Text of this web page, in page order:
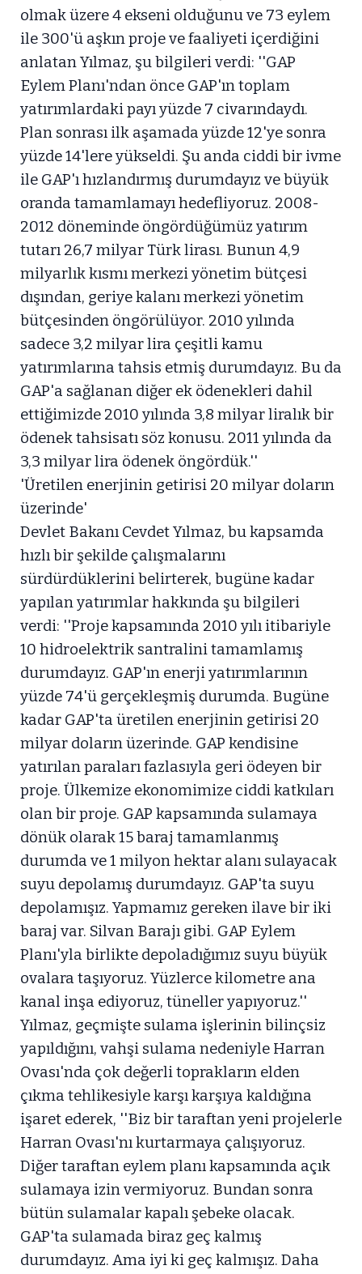
olmak üzere 4 ekseni olduğunu ve 73 eylem
ile 300'ü aşkın proje ve faaliyeti içerdiğini
anlatan Yılmaz, şu bilgileri verdi: ''GAP
Eylem Planı'ndan önce GAP'ın toplam
yatırımlardaki payı yüzde 7 civarındaydı.
Plan sonrası ilk aşamada yüzde 12'ye sonra
yüzde 14'lere yükseldi. Şu anda ciddi bir ivme
ile GAP'ı hızlandırmış durumdayız ve büyük
oranda tamamlamayı hedefliyoruz. 2008-
2012 döneminde öngördüğümüz yatırım
tutarı 26,7 milyar Türk lirası. Bunun 4,9
milyarlık kısmı merkezi yönetim bütçesi
dışından, geriye kalanı merkezi yönetim
bütçesinden öngörülüyor. 2010 yılında
sadece 3,2 milyar lira çeşitli kamu
yatırımlarına tahsis etmiş durumdayız. Bu da
GAP'a sağlanan diğer ek ödenekleri dahil
ettiğimizde 2010 yılında 3,8 milyar liralık bir
ödenek tahsisatı söz konusu. 2011 yılında da
3,3 milyar lira ödenek öngördük.''
'Üretilen enerjinin getirisi 20 milyar doların
üzerinde'
Devlet Bakanı Cevdet Yılmaz, bu kapsamda
hızlı bir şekilde çalışmalarını
sürdürdüklerini belirterek, bugüne kadar
yapılan yatırımlar hakkında şu bilgileri
verdi: ''Proje kapsamında 2010 yılı itibariyle
10 hidroelektrik santralini tamamlamış
durumdayız. GAP'ın enerji yatırımlarının
yüzde 74'ü gerçekleşmiş durumda. Bugüne
kadar GAP'ta üretilen enerjinin getirisi 20
milyar doların üzerinde. GAP kendisine
yatırılan paraları fazlasıyla geri ödeyen bir
proje. Ülkemize ekonomimize ciddi katkıları
olan bir proje. GAP kapsamında sulamaya
dönük olarak 15 baraj tamamlanmış
durumda ve 1 milyon hektar alanı sulayacak
suyu depolamış durumdayız. GAP'ta suyu
depolamışız. Yapmamız gereken ilave bir iki
baraj var. Silvan Barajı gibi. GAP Eylem
Planı'yla birlikte depoladığımız suyu büyük
ovalara taşıyoruz. Yüzlerce kilometre ana
kanal inşa ediyoruz, tüneller yapıyoruz.''
Yılmaz, geçmişte sulama işlerinin bilinçsiz
yapıldığını, vahşi sulama nedeniyle Harran
Ovası'nda çok değerli toprakların elden
çıkma tehlikesiyle karşı karşıya kaldığına
işaret ederek, ''Biz bir taraftan yeni projelerle
Harran Ovası'nı kurtarmaya çalışıyoruz.
Diğer taraftan eylem planı kapsamında açık
sulamaya izin vermiyoruz. Bundan sonra
bütün sulamalar kapalı şebeke olacak.
GAP'ta sulamada biraz geç kalmış
durumdayız. Ama iyi ki geç kalmışız. Daha